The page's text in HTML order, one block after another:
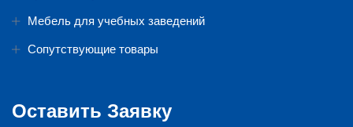
Мебель для учебных заведений
Сопутствующие товары
Оставить Заявку